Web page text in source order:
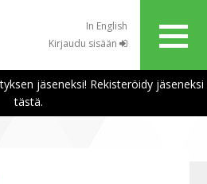
In English
Kirjaudu sisään
jäseneksi! Rekisteröidy jäseneksi
tästä.